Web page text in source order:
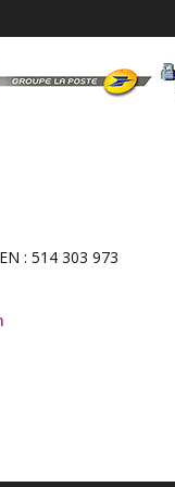
: 514 303 973